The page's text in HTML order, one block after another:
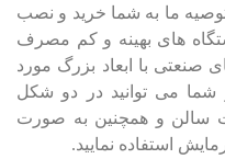
ما به شما خرید و نصب
های بهینه و کم مصرف
صنعتی با ابعاد بزرگ مورد
شما می توانید در دو شکل
سالن و همچنین به صورت
استفاده نمایید.